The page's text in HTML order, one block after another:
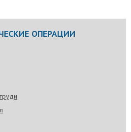
ОПЕРАЦИИ